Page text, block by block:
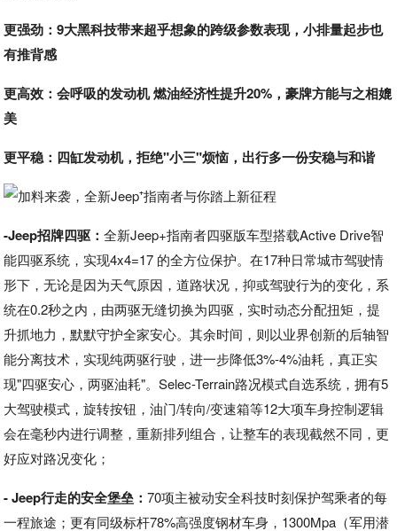
更强劲：9大黑科技带来超乎想象的跨级参数表现，小排量起步也
有推背感
更高效：会呼吸的发动机 燃油经济性提升20%，豪牌方能与之相媲
美
更平稳：四缸发动机，拒绝"小三"烦恼，出行多一份安稳与和谐
-Jeep招牌四驱：全新Jeep+指南者四驱版车型搭载Active Drive智
能四驱系统，实现4x4=17 的全方位保护。在17种日常城市驾驶情
形下，无论是因为天气原因，道路状况，抑或驾驶行为的变化，系
统在0.2秒之内，由两驱无缝切换为四驱，实时动态分配扭矩，提
升抓地力，默默守护全家安心。其余时间，则以业界创新的后轴智
能分离技术，实现纯两驱行驶，进一步降低3%-4%油耗，真正实
现"四驱安心，两驱油耗"。Selec-Terrain路况模式自选系统，拥有5
大驾驶模式，旋转按钮，油门/转向/变速箱等12大项车身控制逻辑
会在毫秒内进行调整，重新排列组合，让整车的表现截然不同，更
好应对路况变化；
- Jeep行走的安全堡垒：70项主被动安全科技时刻保护驾乘者的每
一程旅途；更有同级标杆78%高强度钢材车身，1300Mpa（军用潜